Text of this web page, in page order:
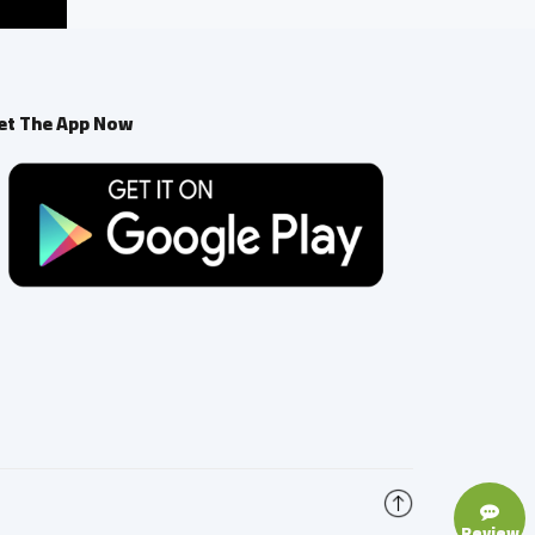
The App Now